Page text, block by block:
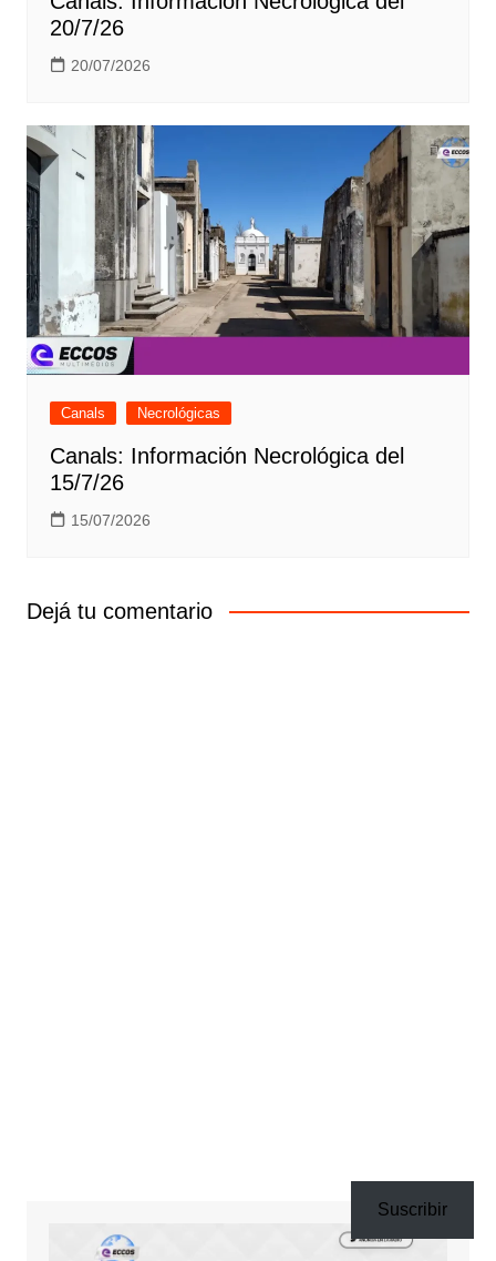
20/7/26
20/07/2026
Canals Necrológicas
Canals: Información Necrológica del
15/7/26
15/07/2026
Dejá tu comentario
Suscribir